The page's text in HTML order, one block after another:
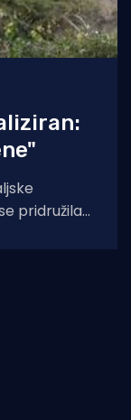
pridružila i